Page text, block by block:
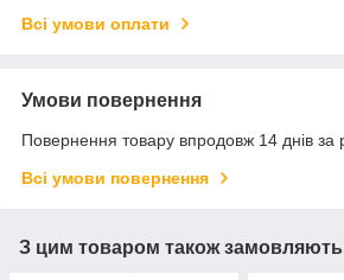
Всі умови оплати
Умови повернення
Повернення товару впродовж 14 днів за
Всі умови повернення
З цим товаром також замовляють